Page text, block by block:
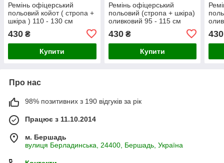
Ремінь офіцерський
польовий койот ( стропа +
шкіра ) 110 - 130 см
430 ₴
Купити
Ремінь офіцерський
польовий (стропа + шкіра)
оливковий 95 - 115 см
430₴
Купити
430
Про нас
98% позитивних з 190 відгуків за рік
Працює з 11.10.2014
м. Бершадь
вулиця Берладинська, 24400, Бершадь, Україна